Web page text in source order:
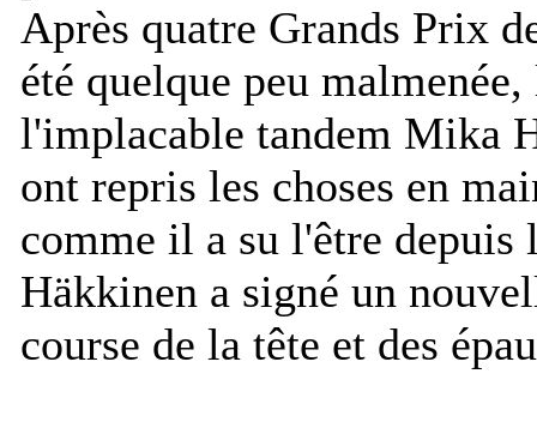
Après quatre Grands Prix
été quelque peu
l'implacable tandem Mika
ont repris les choses en
comme il a su l'être depuis
Häkkinen a signé un
course de la tête et des